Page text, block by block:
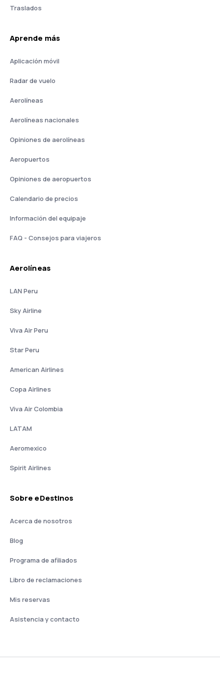
Traslados
Aprende más
Aplicación móvil
Radar de vuelo
Aerolíneas
Aerolíneas nacionales
Opiniones de aerolíneas
Aeropuertos
Opiniones de aeropuertos
Calendario de precios
Información del equipaje
FAQ - Consejos para viajeros
Aerolíneas
LAN Peru
Sky Airline
Viva Air Peru
Star Peru
American Airlines
Copa Airlines
Viva Air Colombia
LATAM
Aeromexico
Spirit Airlines
Sobre eDestinos
Acerca de nosotros
Blog
Programa de afiliados
Libro de reclamaciones
Mis reservas
Asistencia y contacto